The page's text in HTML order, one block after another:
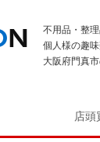
不用品・整
個人様の趣
大阪府門真
店頭